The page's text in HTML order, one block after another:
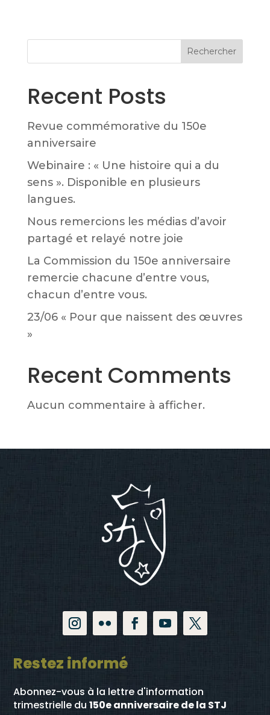
Rechercher
Recent Posts
Revue commémorative du 150e
anniversaire
Webinaire : « Une histoire qui a du
sens ». Disponible en plusieurs
langues.
Nous remercions les médias d’avoir
partagé et relayé notre joie
La Commission du 150e anniversaire
remercie chacune d’entre vous,
chacun d’entre vous.
23/06 « Pour que naissent des œuvres
»
Recent Comments
Aucun commentaire à afficher.
Restez informé
Abonnez-vous à la lettre d'information
trimestrielle du150e anniversaire de la STJ